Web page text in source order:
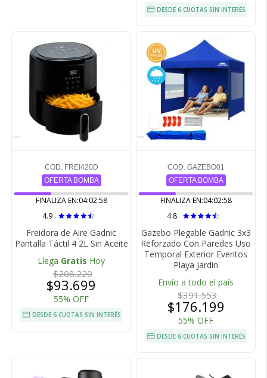
DESDE 6 CUOTAS SIN INTERÉS
COD. FREI420D
OFERTA BOMBA
FINALIZA EN:04:02:57
4.9
Freidora de Aire Gadnic
Pantalla Táctil 4 2L Sin Aceite
Llega Gratis Hoy
$208.220
$93.699
55% OFF
DESDE 6 CUOTAS SIN INTERÉS
COD. GAZEBO01
OFERTA BOMBA
FINALIZA EN:04:02:57
4.8
Gazebo Plegable Gadnic 3x3
Reforzado Con Paredes Uso
Temporal Exterior Eventos
Playa Jardin
Envío a todo el país
$391.553
$176.199
55% OFF
DESDE 6 CUOTAS SIN INTERÉS